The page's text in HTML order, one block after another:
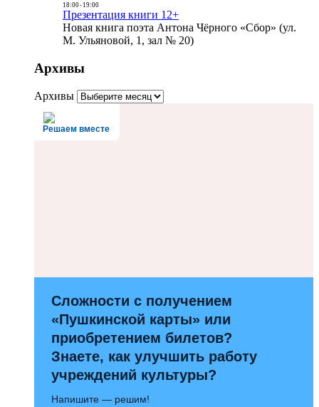
18:00- 19:00
Презентация книги 12+
Новая книга поэта Антона Чёрного «Сбор» (ул.
М. Ульяновой, 1, зал № 20)
Архивы
Архивы
Решаем вместе
Сложности с получением
«Пушкинской карты» или
приобретением билетов?
Знаете, как улучшить работу
учреждений культуры?
Напишите — решим!